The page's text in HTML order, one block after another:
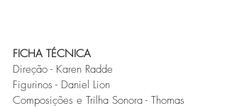
FICHA TÉCNICA
Direção - Karen Radde
Figurinos - Daniel Lion
Composições e Trilha Sonora - Thomas